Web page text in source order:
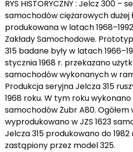
RYS HISTORYCZNY : Jelcz 300 –
samochodów ciężarowych dużej
produkowana w latach
Zakłady Samochodowe.
315 badane były w latach
stycznia 1968 r. przekazano
samochodów wykonanych w
Produkcja seryjna Jelcza 315
1968 roku. W tym roku
samochodów Żubr A80. Ogółem
wyprodukowano w JZS 1623
Jelcza 315 produkowano do
zastąpiony przez model 325.